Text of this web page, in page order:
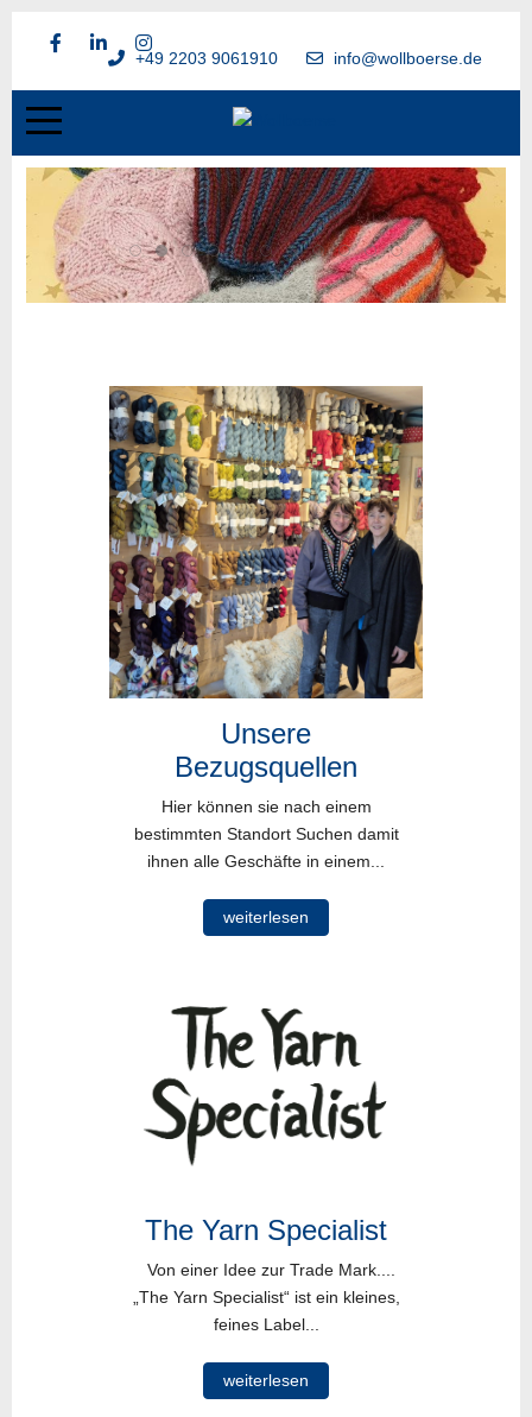
+49 2203 9061910 info@wollboerse.de
Unsere
Bezugsquellen
Hier können sie nach einem
bestimmten Standort Suchen damit
ihnen alle Geschäfte in einem...
weiterlesen
The Yarn Specialist
Von einer Idee zur Trade Mark....
„The Yarn Specialist“ ist ein kleines,
feines Label...
weiterlesen